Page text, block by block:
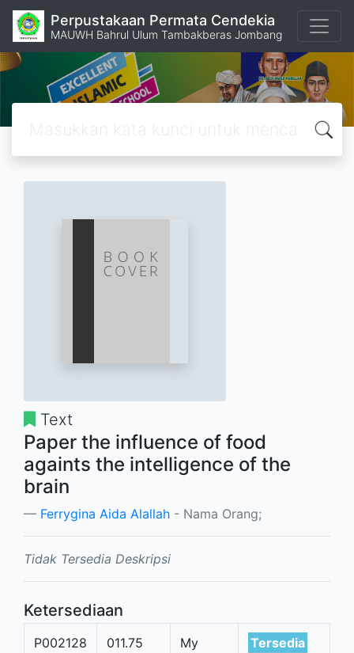
Perpustakaan Permata Cendekia
MAUWH Bahrul Ulum Tambakberas Jombang
Text
Paper the influence of food
againts the intelligence of the
brain
Ferrygina Aida Alallah - Nama Orang;
Tidak Tersedia Deskripsi
Ketersediaan
P002128
011.75
My
Tersedia